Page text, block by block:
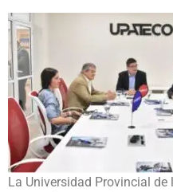
La Universidad Provincial